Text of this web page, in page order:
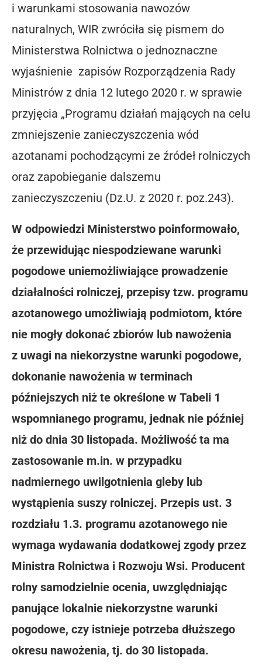
i warunkami stosowania nawozów
naturalnych, WIR zwróciła się pismem do
Ministerstwa Rolnictwa o jednoznaczne
wyjaśnienie zapisów Rozporządzenia Rady
Ministrów z dnia 12 lutego 2020 r. w sprawie
przyjęcia „Programu działań mających na celu
zmniejszenie zanieczyszczenia wód
azotanami pochodzącymi ze źródeł rolniczych
oraz zapobieganie dalszemu
zanieczyszczeniu (Dz.U. z 2020 r. poz.243).
W odpowiedzi Ministerstwo poinformowało,
że przewidując niespodziewane warunki
pogodowe uniemożliwiające prowadzenie
działalności rolniczej, przepisy tzw. programu
azotanowego umożliwiają podmiotom, które
nie mogły dokonać zbiorów lub nawożenia
z uwagi na niekorzystne warunki pogodowe,
dokonanie nawożenia w terminach
późniejszych niż te określone w Tabeli 1
wspomnianego programu, jednak nie później
niż do dnia 30 listopada. Możliwość ta ma
zastosowanie m.in. w przypadku
nadmiernego uwilgotnienia gleby lub
wystąpienia suszy rolniczej. Przepis ust. 3
rozdziału 1.3. programu azotanowego nie
wymaga wydawania dodatkowej zgody przez
Ministra Rolnictwa i Rozwoju Wsi. Producent
rolny samodzielnie ocenia, uwzględniając
panujące lokalnie niekorzystne warunki
pogodowe, czy istnieje potrzeba dłuższego
okresu nawożenia, tj. do 30 listopada.